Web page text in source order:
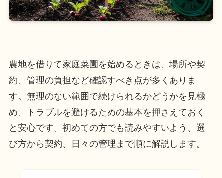
農地を借りて家庭菜園を始めるときは、場所や契
約、管理の負担など確認すべき点が多くありま
す。無理のない範囲で続けられるかどうかを見極
め、トラブルを避けるための基本を押さえておく
と安心です。初めての方でも読みやすいよう、選
び方から契約、日々の管理まで順に解説します。